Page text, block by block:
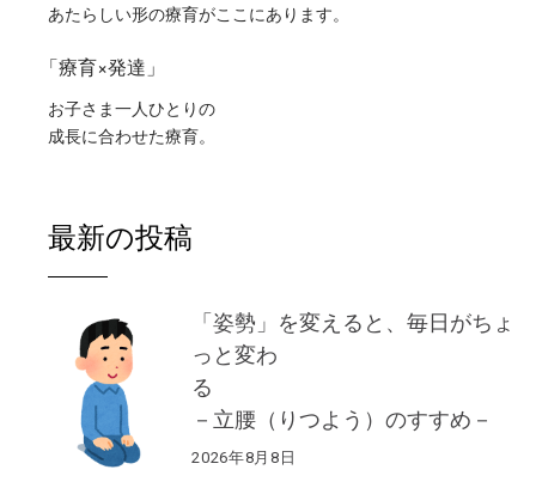
あたらしい形の療育がここにあります。
「療育×発達」
お子さま一人ひとりの
成長に合わせた療育。
最新の投稿
「姿勢」を変えると、毎日がちょ
っと変わ
る
－立腰（りつよう）のすすめ－
2026年8月8日